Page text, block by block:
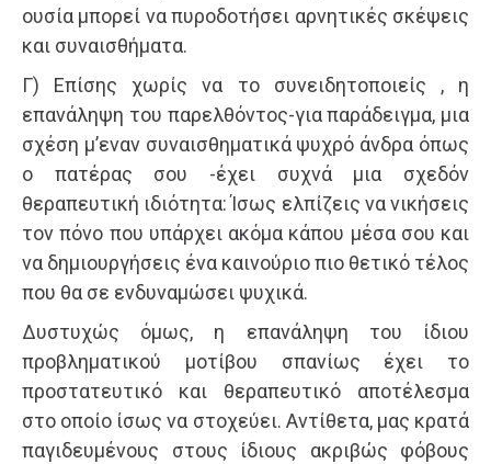
ουσία μπορεί να πυροδοτήσει αρνητικές σκέψεις
και συναισθήματα.
Γ) Επίσης χωρίς να το συνειδητοποιείς , η
επανάληψη του παρελθόντος-για παράδειγμα, μια
σχέση μ’εναν συναισθηματικά ψυχρό άνδρα όπως
ο πατέρας σου -έχει συχνά μια σχεδόν
θεραπευτική ιδιότητα: Ίσως ελπίζεις να νικήσεις
τον πόνο που υπάρχει ακόμα κάπου μέσα σου και
να δημιουργήσεις ένα καινούριο πιο θετικό τέλος
που θα σε ενδυναμώσει ψυχικά.
Δυστυχώς όμως, η επανάληψη του ίδιου
προβληματικού μοτίβου σπανίως έχει το
προστατευτικό και θεραπευτικό αποτέλεσμα
στο οποίο ίσως να στοχεύει. Αντίθετα, μας κρατά
παγιδευμένους στους ίδιους ακριβώς φόβους